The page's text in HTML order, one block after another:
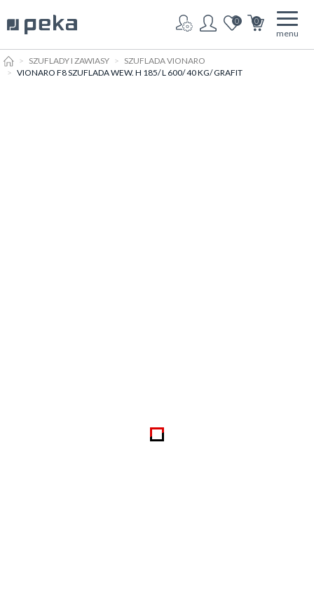
0 0
menu
HOMESZUFLADY I ZAWIASY
SZUFLADA VIONARO
VIONARO F8 SZUFLADA WEW. H 185/ L 600/ 40 KG/ GRAFIT